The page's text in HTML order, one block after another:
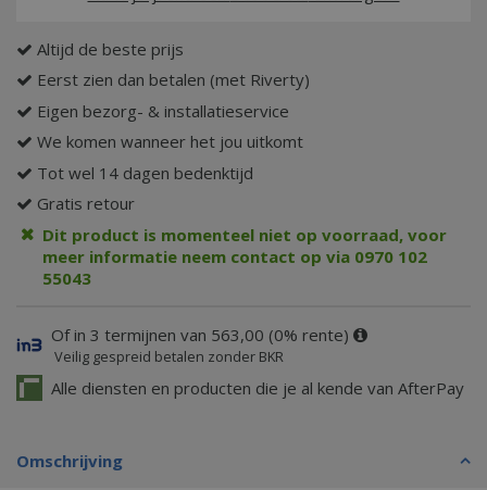
Altijd de beste prijs
Eerst zien dan betalen (met Riverty)
Eigen bezorg- & installatieservice
We komen wanneer het jou uitkomt
Tot wel 14 dagen bedenktijd
Gratis retour
Dit product is momenteel niet op voorraad, voor
meer informatie neem contact op via 0970 102
55043
Of in 3 termijnen van 563,00 (0% rente)
Veilig gespreid betalen zonder BKR
Alle diensten en producten die je al kende van AfterPay
Omschrijving